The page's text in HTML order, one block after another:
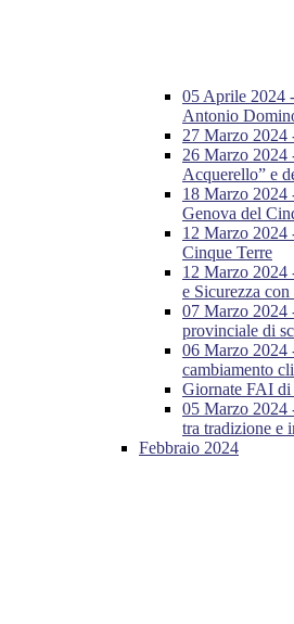
05 Aprile 2024
Antonio
27 Marzo 2024
26 Marzo 2024
Acquerello” e
18 Marzo 2024
Genova del
12 Marzo 2024
Cinque Terre
12 Marzo 2024
e Sicurezza
07 Marzo 2024
provinciale di
06 Marzo 2024
cambiamento
Giornate FAI di
05 Marzo 2024
tra tradizione e
Febbraio 2024